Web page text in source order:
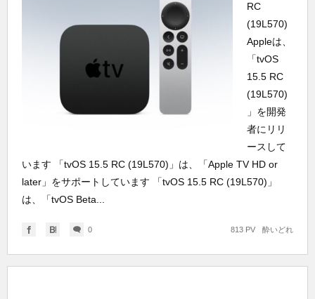
RC
(19L570)
Appleは、
「tvOS
15.5 RC
(19L570)
」を開発
者にリリ
ースして
います 「tvOS 15.5 RC (19L570)」は、「Apple TV HD or
later」をサポートしています 「tvOS 15.5 RC (19L570)」
は、「tvOS Beta...
0 酔いどれ
813 PV